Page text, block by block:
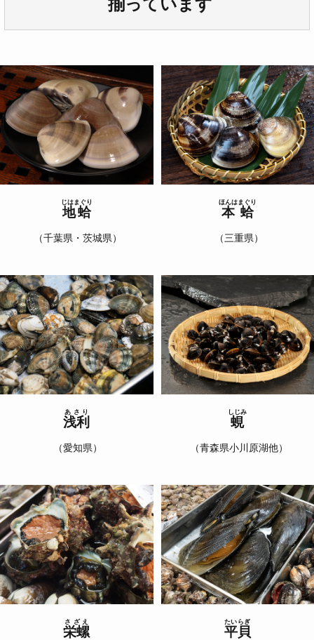
揃っています
地蛤
じはまぐり
（千葉県・茨城県）
本蛤
ほんはまぐり
（三重県）
浅利
あさり
（愛知県）
蜆
しじみ
（青森県小川原湖他）
栄螺
さざえ
平貝
たいらぎ